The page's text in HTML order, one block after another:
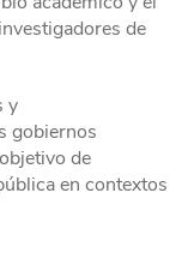
de
y
gobiernos
de
en contextos